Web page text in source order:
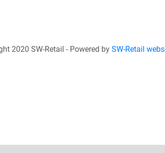
2020 SW-Retail - Powered by SW-Retail